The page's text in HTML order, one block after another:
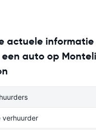
actuele
auto op
verhuurder